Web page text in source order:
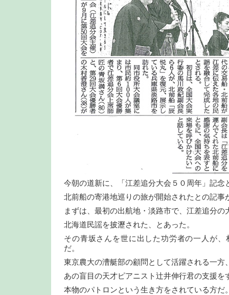
今朝の道新に、「江差追分大会５０周年」記念
北前船の寄港地巡りの旅が開始されたとの記事
まずは、最初の出航地・淡路市で、江差追分の
北海道民謡を披瀝された、とあった。
その青坂さんを世に出した功労者の一人が
だ。
東京農大の漕艇部の顧問として活躍される一方
あの盲目の天才ピアニスト辻井伸行君の支援を
本物のパトロンという生き方をされている方だ